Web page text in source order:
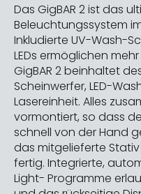
Das GigBAR 2 ist das
Beleuchtungssystem
Inkludierte UV-Wash-
LEDs ermöglichen
GigBAR 2 beinhaltet
Scheinwerfer, LED-
Lasereinheit. Alles
vormontiert, so dass
schnell von der Hand
das mitgelieferte
fertig. Integrierte,
Light- Programme